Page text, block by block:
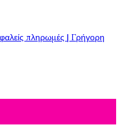
πληρωμές | Γρήγορη